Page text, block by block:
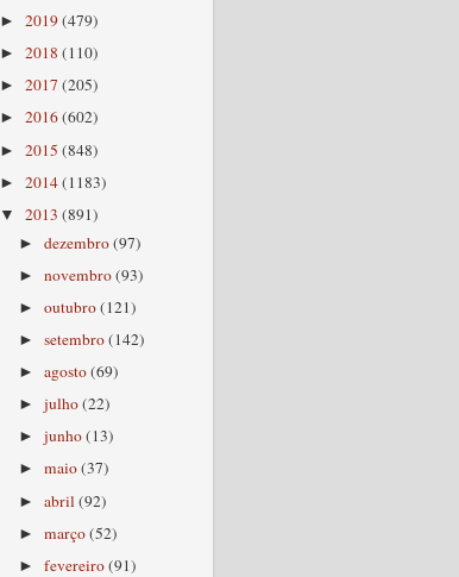
► 2019(479)
► 2018 (110)
► 2017 (205)
► 2016(602)
► 2015 (848)
► 2014(1183)
▼ 2013 (891)
►dezembro(97)
►novembro(93)
►outubro(121)
►setembro(142)
►agosto(69)
►julho(22)
►junho(13)
►maio(37)
►abril(92)
►março(52)
►fevereiro(91)